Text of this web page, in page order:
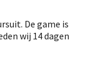
De game is
wij 14 dagen